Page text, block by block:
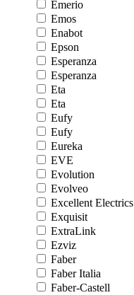
Emerio
Emos
Enabot
Epson
Esperanza
Esperanza
Eta
Eta
Eufy
Eufy
Eureka
EVE
Evolution
Evolveo
Excellent Electrics
Exquisit
ExtraLink
Ezviz
Faber
Faber Italia
Faber-Castell